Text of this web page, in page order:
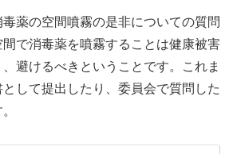
薬の空間噴霧の是非についての質問
で消毒薬を噴霧することは健康被害
避けるべきということです。これま
して提出したり、委員会で質問した